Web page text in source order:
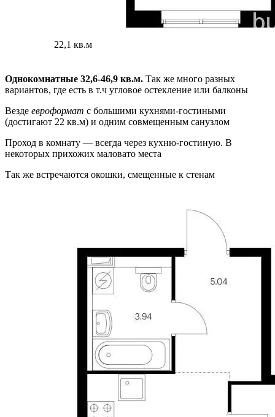
22,1 кв.м
Однокомнатные 32,6-46,9 кв.м. Так же много разных
вариантов, где есть в т.ч угловое остекление или балконы
Везде евроформат с большими кухнями-гостиными
(достигают 22 кв.м) и одним совмещенным санузлом
Проход в комнату — всегда через кухню-гостиную. В
некоторых прихожих маловато места
Так же встречаются окошки, смещенные к стенам